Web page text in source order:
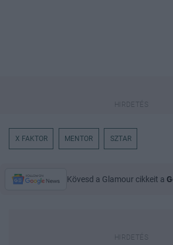
X FAKTOR MENTOR SZTAR
Kövesd a Glamour cikkeit a